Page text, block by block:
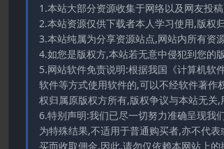
1.本站大部分资源收集于网络以及网友投
2.本站资源仅供下载者本人学习使用,版权
3.本站纯属为分享资源站点,网站内所有资
4.如您是版权方,本站若无意中侵犯到您的
5.网站软件免责说明:根据我国《计算机软
软件等方式使用软件的,可以不经软件著作
权归属原版权方所有,版权争议与本站无
6.特别声明:我们已尽一切努力准确呈现我
为特殊结果,不适用于普通购买者,亦不代
买而收取佣金.因此,请勿仅依赖本网站上